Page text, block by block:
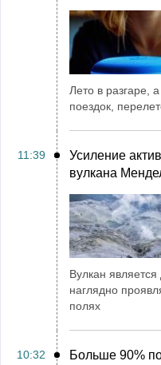
Лето в разгаре,
поездок,
11:39
Усиление
вулкана
Вулкан
наглядно
полях
10:32
Больше 90%